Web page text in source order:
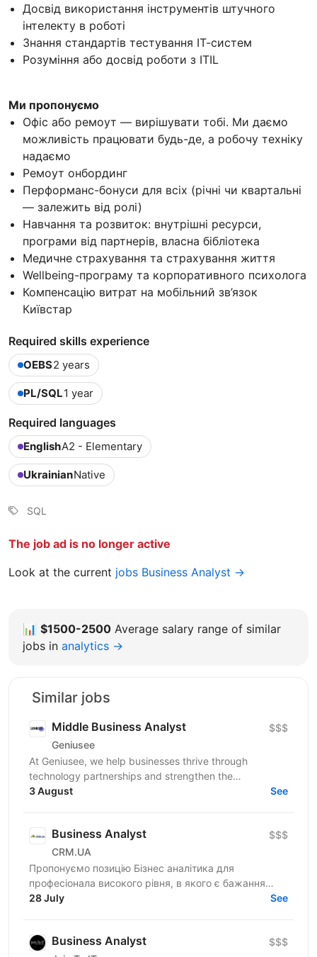
Досвід використання інструментів штучного
інтелекту в роботі
Знання стандартів тестування ІТ-систем
Розуміння або досвід роботи з ITIL
Ми пропонуємо
Офіс або ремоут — вирішувати тобі. Ми даємо
можливість працювати будь-де, а робочу техніку
надаємо
Ремоут онбординг
Перформанс-бонуси для всіх (річні чи квартальні
— залежить від ролі)
Навчання та розвиток: внутрішні ресурси,
програми від партнерів, власна бібліотека
Медичне страхування та страхування життя
Wellbeing-програму та корпоративного психолога
Компенсацію витрат на мобільний зв’язок
Київстар
Required skills experience
OEBS2 years
PL/SQL1 year
Required languages
EnglishA2 - Elementary
UkrainianNative
SQL
The job ad is no longer active
Look at the current jobs Business Analyst →
📊 $1500-2500 Average salary range of similar
jobs in analytics →
Similar jobs
Middle Вusiness Аnalyst
Geniusee
$$$
At Geniusee, we help businesses thrive through
technology partnerships and strengthen the
engineering community by sharing knowledge and
3 August See
Business Analyst
CRM.UA
$$$
Пропонуємо позицію Бізнес аналітика для
професіонала високого рівня, в якого є бажання
створювати унікальні продукти для найбільших
28 July See
Business Analyst $$$